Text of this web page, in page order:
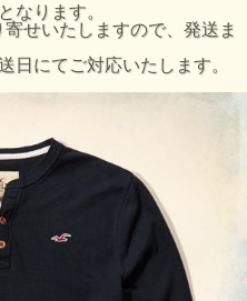
なります。
せいたしますので、発送ま
日にてご対応いたします。